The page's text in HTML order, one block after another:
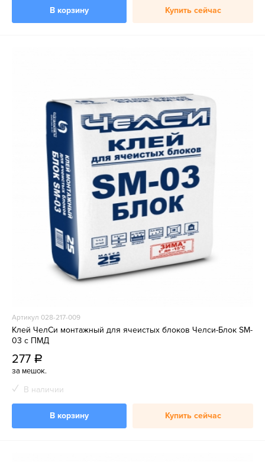
В корзину Купить сейчас
Артикул 028-217-009
Клей ЧелСи монтажный для ячеистых блоков Челси-Блок SM-
03 с ПМД
277 a
за мешок.
В наличии
В корзину Купить сейчас